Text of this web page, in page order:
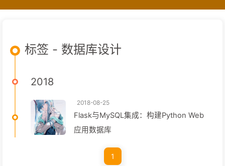
标签 - 数据库设计
2018
2018-08-25
Flask与MySQL集成：构建Python Web
应用数据库
1